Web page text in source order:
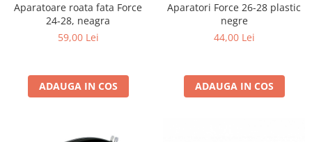
Aparatoare roata fata Force
24-28, neagra
59,00 Lei
ADAUGA IN COS
Aparatori Force 26-28 plastic
negre
44,00 Lei
ADAUGA IN COS